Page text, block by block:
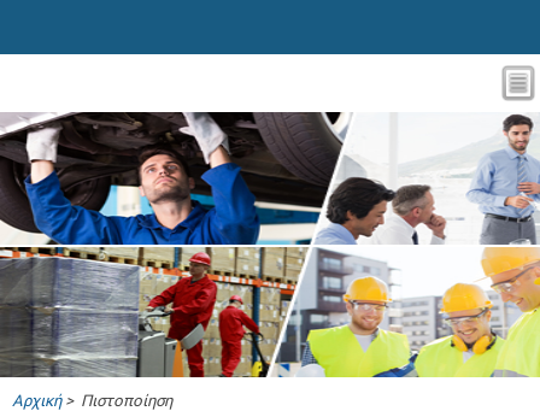
Αρχική> Πιστοποίηση